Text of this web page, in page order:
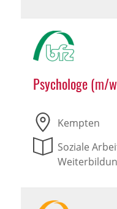
Psychologe (m/
Kempten
Soziale